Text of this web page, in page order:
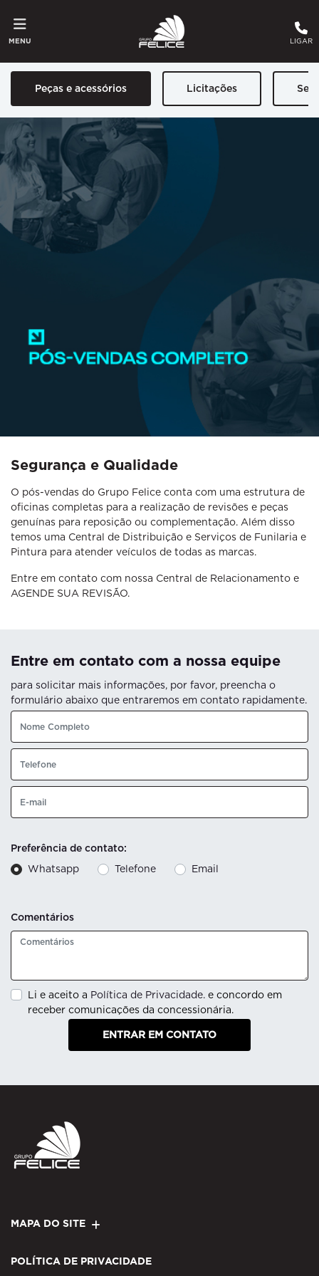
MENU LIGAR
Licitações
Peças e acessórios
Segurança e Qualidade
O pós-vendas do Grupo Felice conta com uma estrutura de
oficinas completas para a realização de revisões e peças
genuínas para reposição ou complementação. Além disso
temos uma Central de Distribuição e Serviços de Funilaria e
Pintura para atender veículos de todas as marcas.
Entre em contato com nossa Central de Relacionamento e
AGENDE SUA REVISÃO.
Entre em contato com a nossa equipe
para solicitar mais informações, por favor, preencha o
formulário abaixo que entraremos em contato rapidamente.
Preferência de contato:
Whatsapp
Telefone Email
Comentários
Li e aceito a Política de Privacidade. e concordo em
receber comunicações da concessionária.
ENTRAR EM CONTATO
MAPA DO SITE
POLÍTICA DE PRIVACIDADE